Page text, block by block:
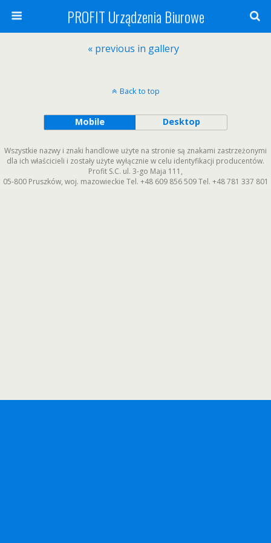
PROFIT Urządzenia Biurowe
« previous in gallery
Back to top
Mobile Desktop
Wszystkie nazwy i znaki handlowe użyte na stronie są znakami zastrzeżonymi
dla ich właścicieli i zostały użyte wyłącznie w celu identyfikacji producentów.
Profit S.C. ul. 3-go Maja 111 ,
05-800 Pruszków, woj. mazowieckie Tel. +48 609 856 509Tel. +48 781 337 801